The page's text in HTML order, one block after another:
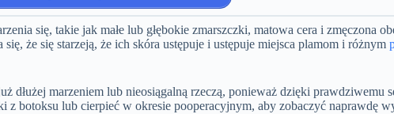
się, takie jak małe lub głębokie zmarszczki, matowa cera i zmęczona
że się starzeją, że ich skóra ustępuje i ustępuje miejsca plamom i różnym
dłużej marzeniem lub nieosiągalną rzeczą, ponieważ dzięki prawdziwemu
z botoksu lub cierpieć w okresie pooperacyjnym, aby zobaczyć naprawdę